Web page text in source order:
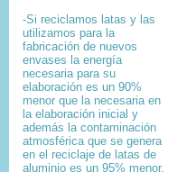
-Si reciclamos latas y las
utilizamos para la
fabricación de nuevos
envases la energía
necesaria para su
elaboración es un 90%
menor que la necesaria en
la elaboración inicial y
además la contaminación
atmosférica que se genera
en el reciclaje de latas de
aluminio es un 95% menor.